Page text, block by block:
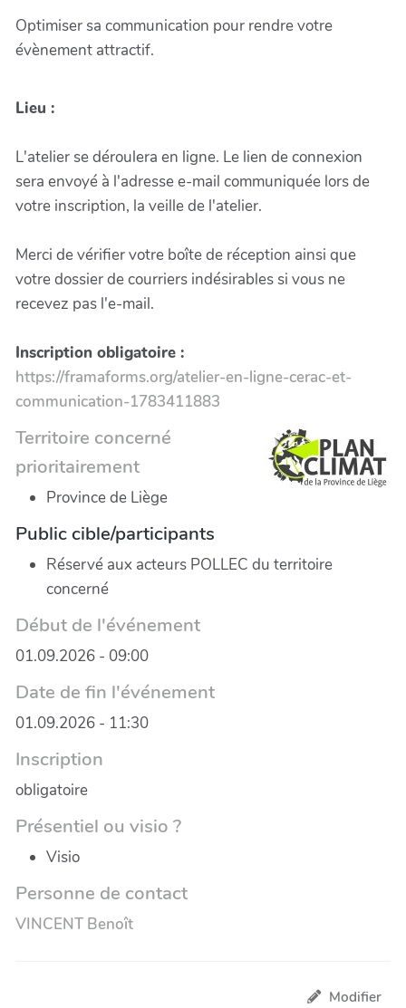
Optimiser sa communication pour rendre votre
évènement attractif.
Lieu :
L'atelier se déroulera en ligne. Le lien de connexion
sera envoyé à l'adresse e-mail communiquée lors de
votre inscription, la veille de l'atelier.
Merci de vérifier votre boîte de réception ainsi que
votre dossier de courriers indésirables si vous ne
recevez pas l'e-mail.
Inscription obligatoire :
https://framaforms.org/atelier-en-ligne-cerac-et-
communication-1783411883
Territoire concerné
prioritairement
Province de Liège
Public cible/participants
Réservé aux acteurs POLLEC du territoire
concerné
Début de l'événement
01.09.2026 - 09:00
Date de fin l'événement
01.09.2026 - 11:30
Inscription
obligatoire
Présentiel ou visio ?
Visio
Personne de contact
VINCENT Benoît
Modifier